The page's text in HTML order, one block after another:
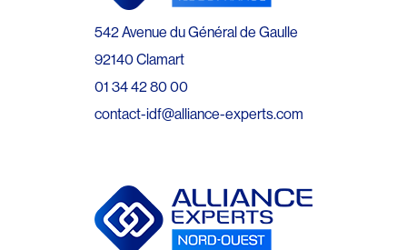
542 Avenue du Général de Gaulle
92140 Clamart
01 34 42 80 00
contact-idf@alliance-experts.com